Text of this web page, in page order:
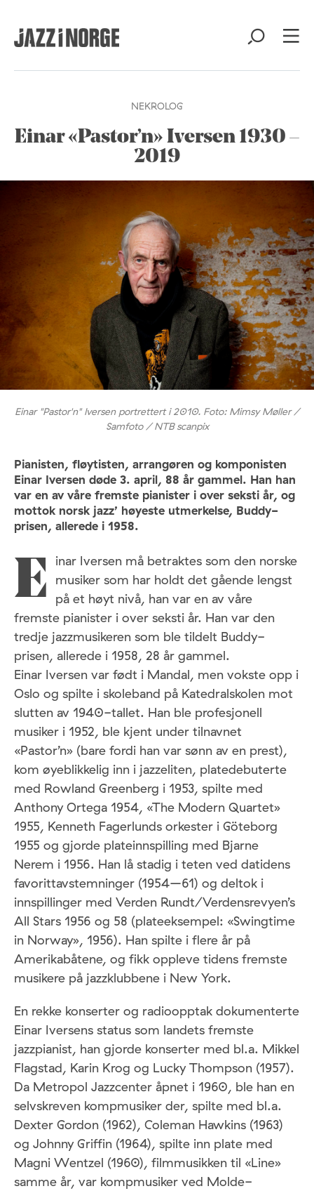
NEKROLOG
Einar «Pastor’n» Iversen 1930 –
2019
Einar "Pastor'n" Iversen portrettert i 2010. Foto: Mimsy Møller /
Samfoto / NTB scanpix
Pianisten, fløytisten, arrangøren og komponisten
Einar Iversen døde 3. april, 88 år gammel. Han han
var en av våre fremste pianister i over seksti år, og
mottok norsk jazz’ høyeste utmerkelse, Buddy-
prisen, allerede i 1958.
E
inar Iversen må betraktes som den norske
musiker som har holdt det gående lengst
på et høyt nivå, han var en av våre
fremste pianister i over seksti år. Han var den
tredje jazzmusikeren som ble tildelt Buddy-
prisen, allerede i 1958, 28 år gammel.
Einar Iversen var født i Mandal, men vokste opp i
Oslo og spilte i skoleband på Katedralskolen mot
slutten av 1940-tallet. Han ble profesjonell
musiker i 1952, ble kjent under tilnavnet
«Pastor’n» (bare fordi han var sønn av en prest),
kom øyeblikkelig inn i jazzeliten, platedebuterte
med Rowland Greenberg i 1953, spilte med
Anthony Ortega 1954, «The Modern Quartet»
1955, Kenneth Fagerlunds orkester i Göteborg
1955 og gjorde plateinnspilling med Bjarne
Nerem i 1956. Han lå stadig i teten ved datidens
favorittavstemninger (1954–61) og deltok i
innspillinger med Verden Rundt/Verdensrevyen’s
All Stars 1956 og 58 (plateeksempel: «Swingtime
in Norway», 1956). Han spilte i flere år på
Amerikabåtene, og fikk oppleve tidens fremste
musikere på jazzklubbene i New York.
En rekke konserter og radioopptak dokumenterte
Einar Iversens status som landets fremste
jazzpianist, han gjorde konserter med bl.a. Mikkel
Flagstad, Karin Krog og Lucky Thompson (1957).
Da Metropol Jazzcenter åpnet i 1960, ble han en
selvskreven kompmusiker der, spilte med bl.a.
Dexter Gordon (1962), Coleman Hawkins (1963)
og Johnny Griffin (1964), spilte inn plate med
Magni Wentzel (1960), filmmusikken til «Line»
samme år, var kompmusiker ved Molde-